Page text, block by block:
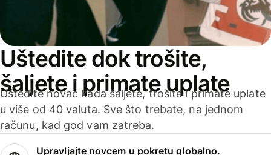
Uštedite dok trošite,
šaljete i primate uplate
Uštedite novac kada šaljete, trošite i primate uplate
u više od 40 valuta. Sve što trebate, na jednom
računu, kad god vam zatreba.
Upravljajte novcem u pokretu globalno.